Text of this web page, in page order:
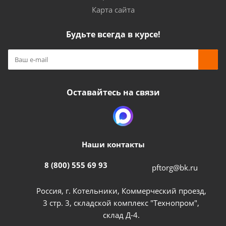
Карта сайта
Будьте всегда в курсе!
Оставайтесь на связи
Наши контакты
8 (800) 555 69 93 pftorg@bk.ru
Россия, г. Котельники, Коммерческий проезд,
3 стр. 3, складской комплекс "Технопром",
склад Д-4.